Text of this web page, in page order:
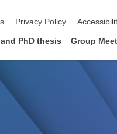
Privacy Policy
PhD thesis Group